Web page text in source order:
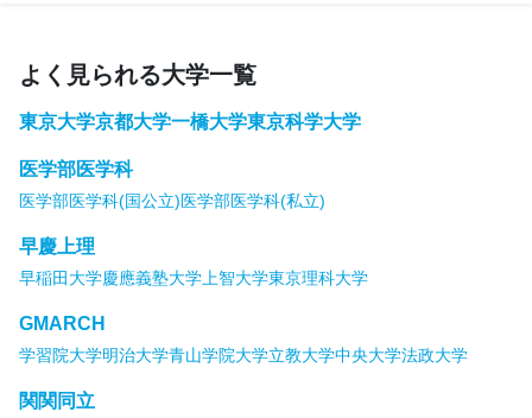
よく見られる大学一覧
東京大学京都大学一橋大学東京科学大学
医学部医学科
医学部医学科(国公立)医学部医学科(私立)
早慶上理
早稲田大学慶應義塾大学 上智大学東京理科大学
GMARCH
学習院大学明治大学青山学院大学立教大学中央大学法政大学
関関同立